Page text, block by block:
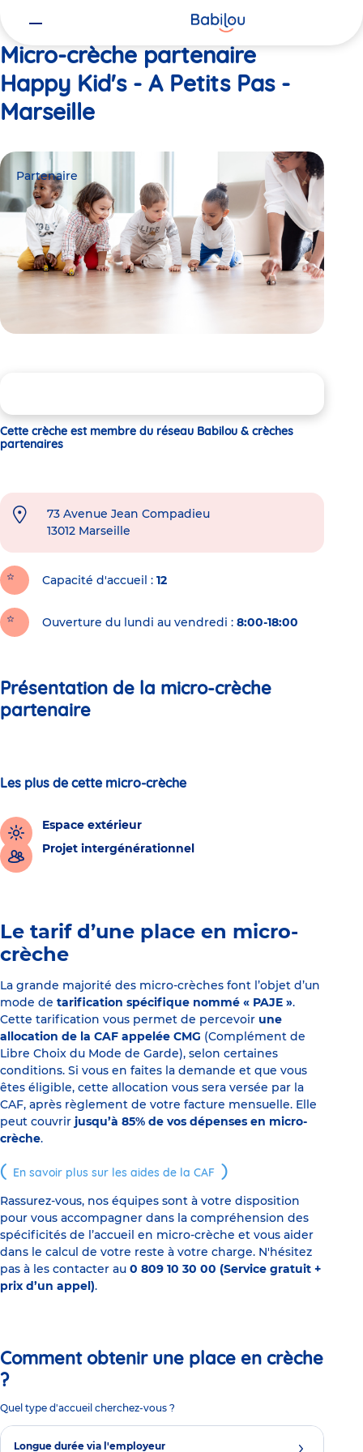
Micro-crèche partenaire
Happy Kid's - A Petits Pas -
Marseille
Partenaire
Cette crèche est membre du réseau Babilou & crèches
partenaires
73 Avenue Jean Compadieu
13012 Marseille
Capacité d'accueil 12
Ouverture du lundi au vendredi : 8:00-18:00
Présentation de la micro-crèche
partenaire
Les plus de cette micro-crèche
Espace extérieur
Projet intergénérationnel
Le tarif d’une place en micro-
crèche
La grande majorité des micro-crèches font l’objet d’un
mode de tarification spécifique nommé « PAJE ».
Cette tarification vous permet de percevoir une
allocation de la CAF appelée CMG (Complément de
Libre Choix du Mode de Garde), selon certaines
conditions. Si vous en faites la demande et que vous
êtes éligible, cette allocation vous sera versée par la
CAF, après règlement de votre facture mensuelle. Elle
peut couvrir jusqu’à 85% de vos dépenses en micro-
crèche.
En savoir plus sur les aides de la CAF
Rassurez-vous, nos équipes sont à votre disposition
pour vous accompagner dans la compréhension des
spécificités de l’accueil en micro-crèche et vous aider
dans le calcul de votre reste à votre charge. N'hésitez
pas à les contacter au 0 809 10 30 00 (Service gratuit +
prix d’un appel).
Comment obtenir une place en crèche
?
Quel type d'accueil cherchez-vous ?
Longue durée via l'employeur